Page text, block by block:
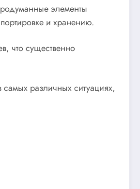
элементы
и хранению.
что существенно
различных ситуациях,